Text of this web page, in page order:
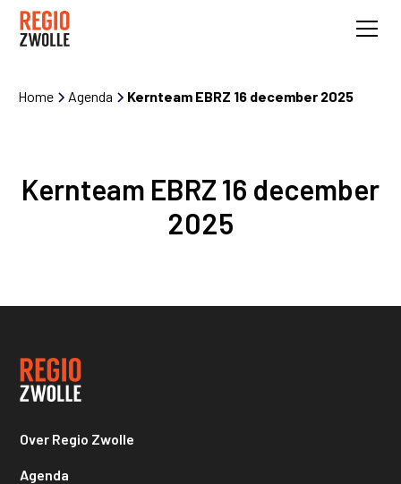
Home Agenda Kernteam EBRZ 16 december 2025
Kernteam EBRZ 16 december
2025
Over Regio Zwolle
Agenda